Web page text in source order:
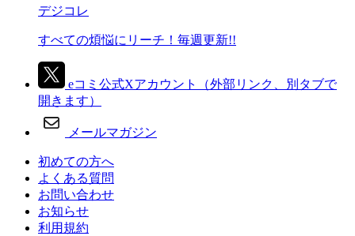
デジコレ
すべての煩悩にリーチ！毎週更新!!
eコミ公式Xアカウント
（外部リンク、別タブで
開きます）
メールマガジン
初めての方へ
よくある質問
お問い合わせ
お知らせ
利用規約